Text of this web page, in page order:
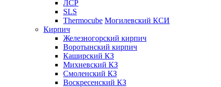
ЛСР
SLS
Thermocube Могилевский КСИ
Кирпич
Железногорский кирпич
Воротынский кирпич
Каширский КЗ
Михневский КЗ
Смоленский КЗ
Воскресенский КЗ